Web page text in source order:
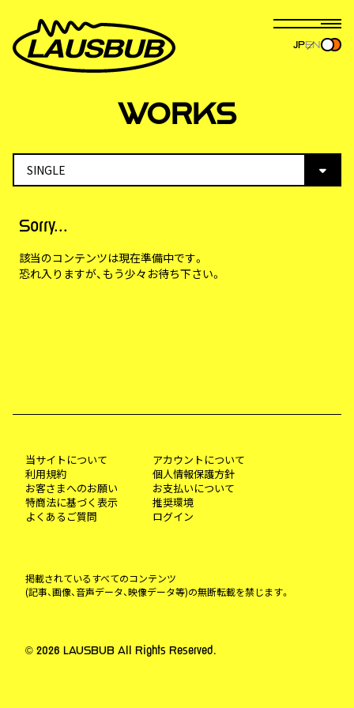
JPEN
WORKS
Sorry...
該当のコンテンツは現在準備中です。
恐れ入りますが、もう少々お待ち下さい。
当サイトについて
アカウントについて
利用規約
個人情報保護方針
お客さまへのお願い
お支払いについて
特商法に基づく表示
推奨環境
よくあるご質問
ログイン
掲載されているすべてのコンテンツ
(記事、画像、音声データ、映像データ等)の無断転載を禁じます。
© 2026 LAUSBUB All Rights Reserved.